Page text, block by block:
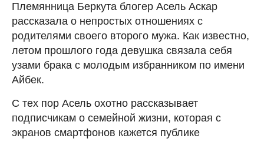
Племянница Беркута блогер Асель Аскар
рассказала о непростых отношениях с
родителями своего второго мужа. Как известно,
летом прошлого года девушка связала себя
узами брака с молодым избранником по имени
Айбек.
С тех пор Асель охотно рассказывает
подписчикам о семейной жизни, которая с
экранов смартфонов кажется публике